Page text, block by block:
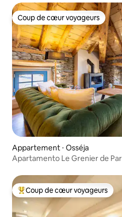
Coup de cœur voyageurs
Coup de cœur voyageurs
Appartement ⋅ Osséja
Apartamento Le Grenier de
Coups de cœur voyageurs les
Coup de cœur voyageurs